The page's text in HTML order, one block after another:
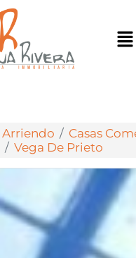
Arriendo
Casas
Vega De Prieto